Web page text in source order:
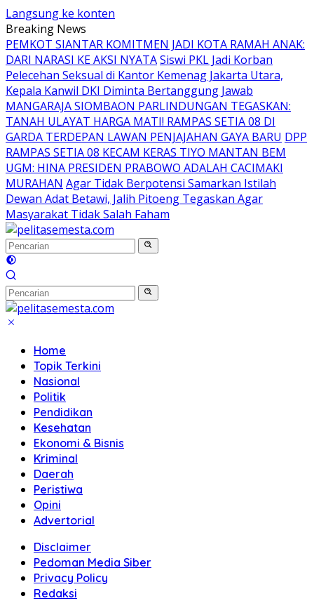
Langsung ke konten
Breaking News
PEMKOT SIANTAR KOMITMEN JADI KOTA RAMAH ANAK:
DARI NARASI KE AKSI NYATASiswi PKL Jadi Korban
Pelecehan Seksual di Kantor Kemenag Jakarta Utara,
Kepala Kanwil DKI Diminta Bertanggung Jawab
MANGARAJA SIOMBAON PARLINDUNGAN TEGASKAN:
TANAH ULAYAT HARGA MATI! RAMPAS SETIA 08 DI
GARDA TERDEPAN LAWAN PENJAJAHAN GAYA BARU DPP
RAMPAS SETIA 08 KECAM KERAS TIYO MANTAN BEM
UGM: HINA PRESIDEN PRABOWO ADALAH CACIMAKI
MURAHAN Agar Tidak Berpotensi Samarkan Istilah
Dewan Adat Betawi, Jalih Pitoeng Tegaskan Agar
Masyarakat Tidak Salah Faham
Home
Topik Terkini
Nasional
Politik
Pendidikan
Kesehatan
Ekonomi & Bisnis
Kriminal
Daerah
Peristiwa
Opini
Advertorial
Disclaimer
Pedoman Media Siber
Privacy Policy
Redaksi